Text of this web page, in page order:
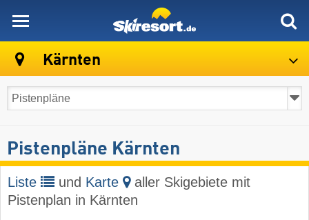
Kärnten
Pistenpläne Kärnten
Liste und Karte
aller Skigebiete mit
Pistenplan in Kärnten